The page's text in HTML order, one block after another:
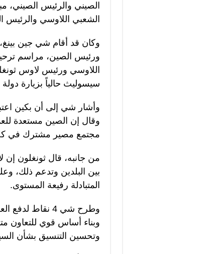
الصيني والرئيس الصيني،
الشعبي اللاوسي والرئيس
وكان قد أقام شي جين
ورئيس الصين، مراسم
اللاوسي ورئيس لاوس
سيسوليث حالياً بزيارة
وأشار شي إلى أن بكين
وقال إن الصين مستعدة
مجتمع مصير مشترك في كل
من جانبه، قال ثونغلون إن
بين البلدين وتدعم ذلك،
المتبادلة رفيعة المستوى.
وطرح شي 4 نقاط
وبناء أساس قوي للتعاون
وتحسين التنسيق بشأن